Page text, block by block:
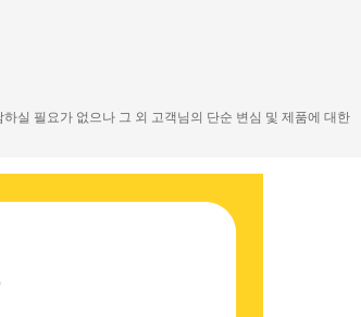
실 필요가 없으나 그 외 고객님의 단순 변심 및 제품에 대한